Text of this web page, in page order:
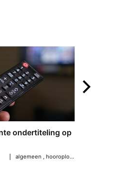
ondertiteling op
algemeen ,hooroplossingen